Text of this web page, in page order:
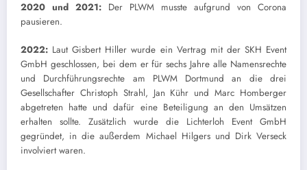
2020 und 2021: Der PLWM musste aufgrund von Corona
pausieren.
2022: Laut Gisbert Hiller wurde ein Vertrag mit der SKH Event
GmbH geschlossen, bei dem er für sechs Jahre alle Namensrechte
und Durchführungsrechte am PLWM Dortmund an die drei
Gesellschafter Christoph Strahl, Jan Kühr und Marc Homberger
abgetreten hatte und dafür eine Beteiligung an den Umsätzen
erhalten sollte. Zusätzlich wurde die Lichterloh Event GmbH
gegründet, in die außerdem Michael Hilgers und Dirk Verseck
involviert waren.